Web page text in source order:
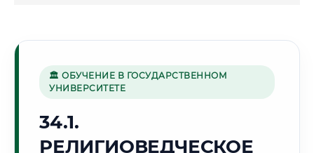
специальности"
Стоимость по программам обучения "Судебная экспертиза"
Стоимость по программам обучения "Экспертиза"
🏛 ОБУЧЕНИЕ В ГОСУДАРСТВЕННОМ
УНИВЕРСИТЕТЕ
34.1.
РЕЛИГИОВЕДЧЕСКОЕ